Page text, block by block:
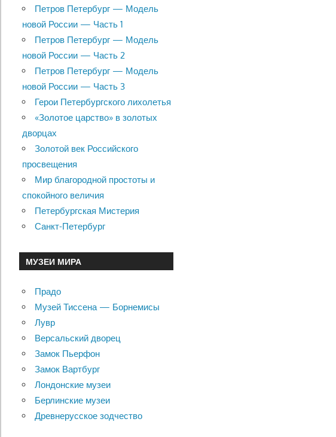
Петров Петербург — Модель
новой России — Часть 1
Петров Петербург — Модель
новой России — Часть 2
Петров Петербург — Модель
новой России — Часть 3
Герои Петербургского лихолетья
«Золотое царство» в золотых
дворцах
Золотой век Российского
просвещения
Мир благородной простоты и
спокойного величия
Петербургская Мистерия
Санкт-Петербург
МУЗЕИ МИРА
Прадо
Музей Тиссена — Борнемисы
Лувр
Версальский дворец
Замок Пьерфон
Замок Вартбург
Лондонские музеи
Берлинские музеи
Древнерусское зодчество